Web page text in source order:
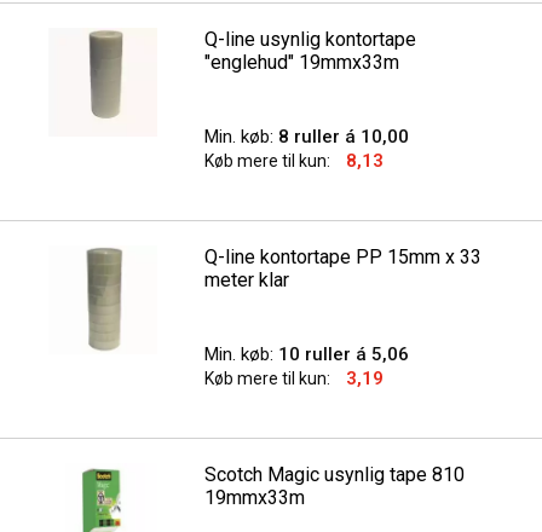
Q-line usynlig kontortape
"englehud" 19mmx33m
Min. køb: 8 ruller á 10,00
Køb mere til kun: 8,13
Q-line kontortape PP 15mm x 33
meter klar
Min. køb: 10 ruller á 5,06
Køb mere til kun: 3,19
Scotch Magic usynlig tape 810
19mmx33m